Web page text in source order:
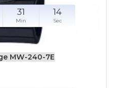
31
Min
14
Sec
MW-240-7E